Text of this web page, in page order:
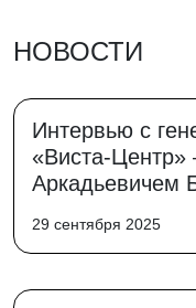
НОВОСТИ
Интервью с
«Виста-
Аркадьевичем
29 сентября 2025